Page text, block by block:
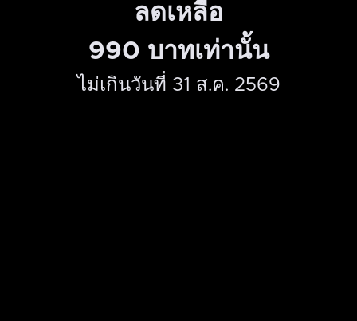
ลดเหลือ
990 บาทเท่านั้น
ไม่เกินวันที่ 31 ส.ค. 2569